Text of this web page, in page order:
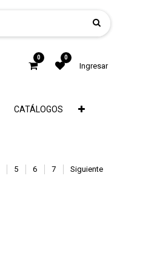
0 0
Ingresar
CATÁLOGOS
5 6 7 Siguiente